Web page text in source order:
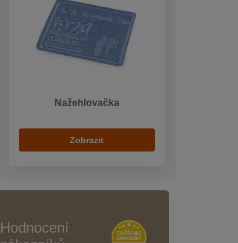
Nažehlovačka
Zobrazit
Hodnocení